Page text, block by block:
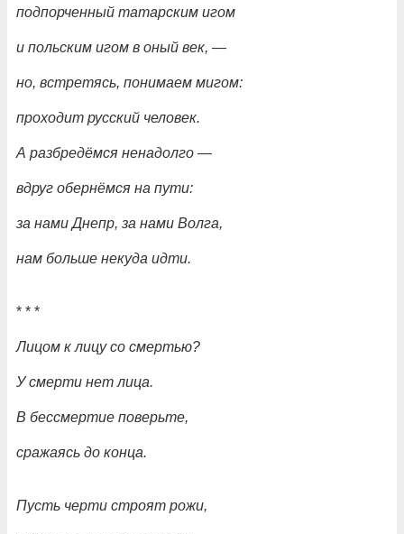
подпорченный татарским игом
и польским игом в оный век, —
но, встретясь, понимаем мигом:
проходит русский человек.
А разбредёмся ненадолго —
вдруг обернёмся на пути:
за нами Днепр, за нами Волга,
нам больше некуда идти.
* * *
Лицом к лицу со смертью?
У смерти нет лица.
В бессмертие поверьте,
сражаясь до конца.
Пусть черти строят рожи,